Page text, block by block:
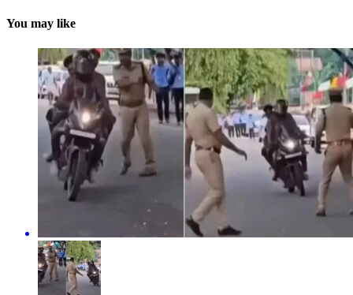
You may like